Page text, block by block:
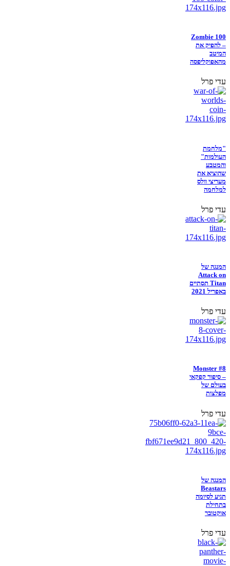
Zombie 100
– להפיק את
המיטב
מהאפוקליפסה
עדי פרל
"מלחמת
העולמות"
והמטבע
שהוציא את
מעריצי וולס
למלחמה
עדי פרל
המנגה של
Attack on
Titan תסתיים
באפריל 2021
עדי פרל
Monster #8
– סיפור קפקאי
בעולם של
מפלצות
עדי פרל
המנגה של
Beastars
תגיע לסיומה
בתחילת
אוקטובר
עדי פרל